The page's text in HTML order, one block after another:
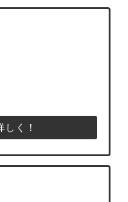
しく！